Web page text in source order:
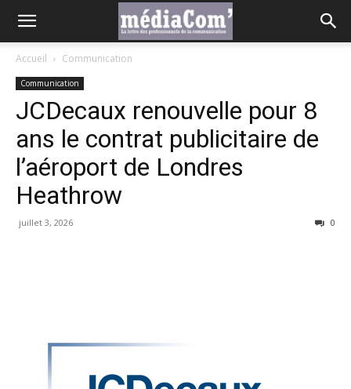
Accueil Communication
Communication
JCDecaux renouvelle pour 8
ans le contrat publicitaire de
l’aéroport de Londres
Heathrow
juillet 3, 2026 0